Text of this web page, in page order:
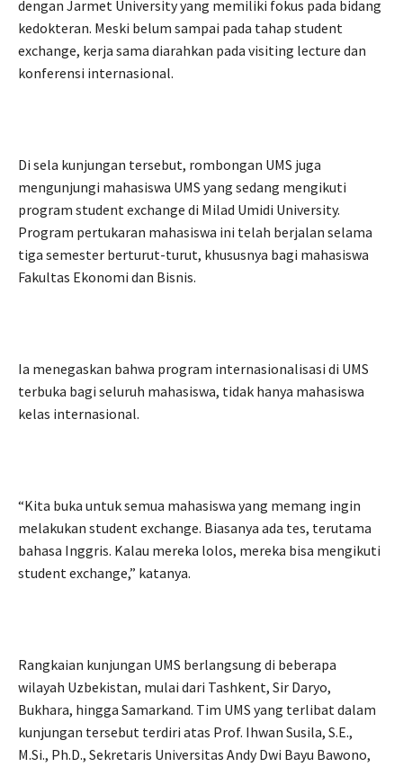
dengan Jarmet University yang memiliki fokus pada bidang
kedokteran. Meski belum sampai pada tahap student
exchange, kerja sama diarahkan pada visiting lecture dan
konferensi internasional.
Di sela kunjungan tersebut, rombongan UMS juga
mengunjungi mahasiswa UMS yang sedang mengikuti
program student exchange di Milad Umidi University.
Program pertukaran mahasiswa ini telah berjalan selama
tiga semester berturut-turut, khususnya bagi mahasiswa
Fakultas Ekonomi dan Bisnis.
Ia menegaskan bahwa program internasionalisasi di UMS
terbuka bagi seluruh mahasiswa, tidak hanya mahasiswa
kelas internasional.
“Kita buka untuk semua mahasiswa yang memang ingin
melakukan student exchange. Biasanya ada tes, terutama
bahasa Inggris. Kalau mereka lolos, mereka bisa mengikuti
student exchange,” katanya.
Rangkaian kunjungan UMS berlangsung di beberapa
wilayah Uzbekistan, mulai dari Tashkent, Sir Daryo,
Bukhara, hingga Samarkand. Tim UMS yang terlibat dalam
kunjungan tersebut terdiri atas Prof. Ihwan Susila, S.E.,
M.Si., Ph.D., Sekretaris Universitas Andy Dwi Bayu Bawono,